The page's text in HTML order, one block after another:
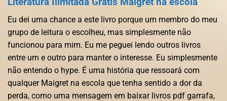
Eu dei uma chance a este livro porque um membro do meu
grupo de leitura o escolheu, mas simplesmente não
funcionou para mim. Eu me peguei lendo outros livros
entre um e outro para manter o interesse. Eu simplesmente
não entendo o hype. É uma história que ressoará com
qualquer Maigret na escola que tenha sentido a dor da
perda, como uma mensagem em baixar livros pdf garrafa,